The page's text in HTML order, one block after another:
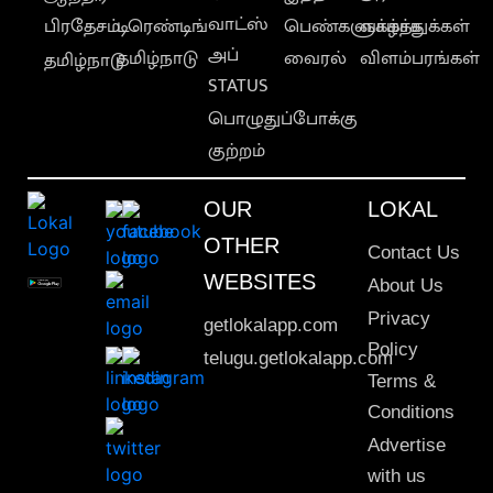
பிரதேசம்
தமிழ்நாடு
டிரெண்டிங்
தமிழ்நாடு
வாட்ஸ்
அப்
STATUS
பொழுதுப்போக்கு
குற்றம்
பெண்களுக்காக
வைரல்
வாழ்த்துக்கள்
விளம்பரங்கள்
OUR
OTHER
WEBSITES
getlokalapp.com
telugu.getlokalapp.com
LOKAL
Contact Us
About Us
Privacy
Policy
Terms &
Conditions
Advertise
with us